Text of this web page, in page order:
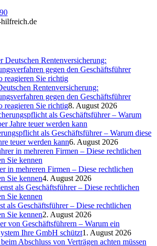
Rentenversicherung:
gegen den Geschäftsführer
reagieren Sie richtig8. August 2026
als Geschäftsführer – Warum diese
teuer werden kann6. August 2026
in mehreren Firmen – Diese rechtlichen
Sie kennen4. August 2026
als Geschäftsführer – Diese rechtlichen
Sie kennen2. August 2026
von Geschäftsführern – Warum ein
Ihre GmbH schützt1. August 2026